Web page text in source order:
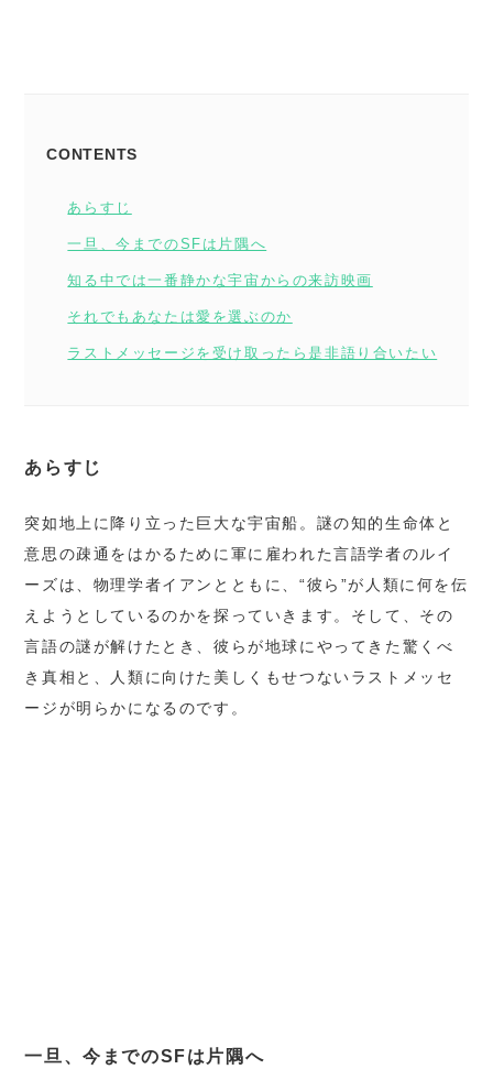
CONTENTS
あらすじ
一旦、今までのSFは片隅へ
知る中では一番静かな宇宙からの来訪映画
それでもあなたは愛を選ぶのか
ラストメッセージを受け取ったら是非語り合いたい
あらすじ
突如地上に降り立った巨大な宇宙船。謎の知的生命体と
意思の疎通をはかるために軍に雇われた言語学者のルイ
ーズは、物理学者イアンとともに、“彼ら”が人類に何を伝
えようとしているのかを探っていきます。そして、その
言語の謎が解けたとき、彼らが地球にやってきた驚くべ
き真相と、人類に向けた美しくもせつないラストメッセ
ージが明らかになるのです。
一旦、今までのSFは片隅へ